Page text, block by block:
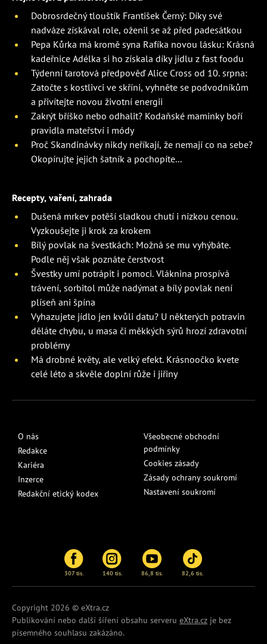
Dobrosrdečný tlouštík František Černý: Díky své
nadváze získával role, oženil se až před padesátkou
Pepa Kůrka má kromě syna Rafíka novou lásku: Krásná
kadeřnice Adélka si ho získala díky jídlu z fast foodu
Týdenní tarotová předpověď Alice Cross od 10. srpna:
Zatočte s kostlivci ve skříni, vyhněte se podvodníkům
a přivítejte novou životní energii
Zakrýt bříško nebo odhalit? Kodaňské maminky boří
pravidla mateřství i módy
Proč Skandinávky nikdy neříkají, že nemají co na sebe?
Okopírujte jejich šatník a pochopíte...
Recepty, vaření, zahrada
Dušená mrkev potěší sladkou chutí i nízkou cenou.
Vyzkoušejte ji krok za krokem
Bílý povlak na švestkách: Možná se mu vyhýbáte.
Podle něj však poznáte čerstvost
Švestky umí potrápit i pomoci. Vláknina prospívá
trávení, sorbitol může nadýmat a bílý povlak není
plíseň ani špína
Vyhazujete jídlo jen kvůli datu? U některých potravin
děláte chybu, u masa či měkkých sýrů hrozí zdravotní
problémy
Má drobné květy, ale velký efekt. Krásnoočko kvete
celé léto a skvěle doplní růže i jiřiny
O nás
Redakce
Kariéra
Inzerce
Redakční etický kodex
Všeobecné obchodní
podmínky
Cookies zásady
Zásady ochrany soukromí
Nastavení soukromí
307 tis. 140 tis. 86,8 tis. 82,6 tis.
Copyright 2026 © eXtra.cz
Publikování nebo další šíření obsahu serveru eXtra.cz je bez
písemného souhlasu zakázáno.